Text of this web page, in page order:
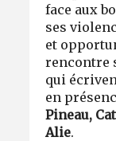
face aux
ses
et
rencontre
qui
en
Pineau,
Alie.